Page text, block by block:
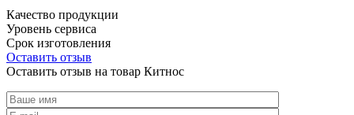
Качество продукции
Уровень сервиса
Срок изготовления
Оставить отзыв
Оставить отзыв на товар Китнос